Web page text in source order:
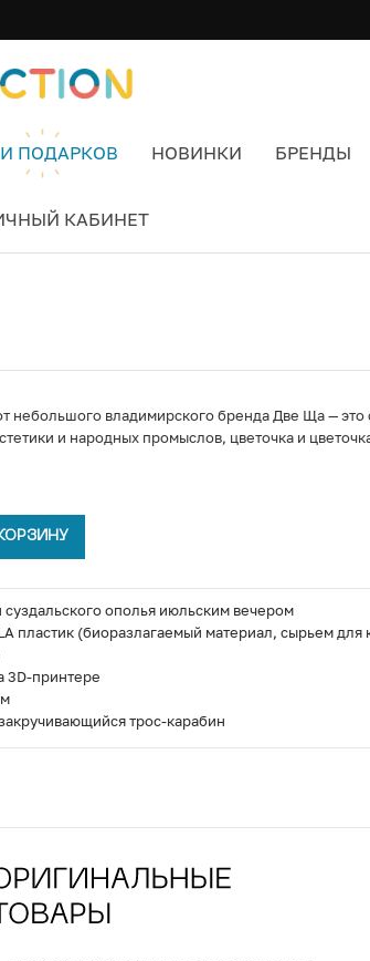
ПОДАРКОВ НОВИНКИ БРЕНДЫ
КАБИНЕТ
небольшого владимирского бренда Две Ща — это
и народных промыслов, цветочка и
суздальского ополья июльским вечером
пластик (биоразлагаемый материал, сырьем для
3D-принтере
трос-карабин